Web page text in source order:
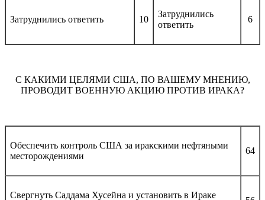
Затруднились ответить 10
Затруднились
ответить
6
С КАКИМИ ЦЕЛЯМИ США, ПО ВАШЕМУ МНЕНИЮ,
ПРОВОДИТ ВОЕННУЮ АКЦИЮ ПРОТИВ ИРАКА?
Обеспечить контроль США за иракскими нефтяными
месторождениями
64
Свергнуть Саддама Хусейна и установить в Ираке